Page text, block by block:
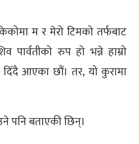
म र मेरो टिमको तर्फबाट
रुप हो भन्ने हाम्रो
दिँदै आएका छौं। तर, यो कुरामा
पनि बताएकी छिन्।